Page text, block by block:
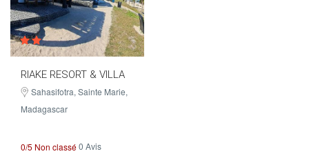
RIAKE RESORT & VILLA
Sahasifotra, Sainte Marie,
Madagascar
0/5 Non classé0 Avis